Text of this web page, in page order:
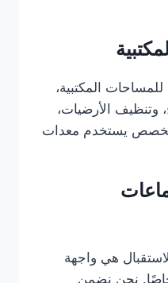
المكتبية،
الأرضيات،
يستخدم معدات
هي واجهة
خاصًا. نحن نضمن